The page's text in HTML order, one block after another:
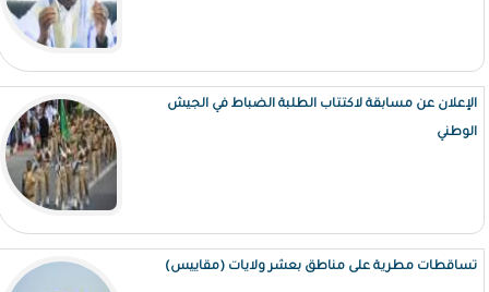
الإعلان عن مسابقة لاكتتاب الطلبة الضباط في الجيش
الوطني
تساقطات مطرية على مناطق بعشر ولايات (مقاييس)